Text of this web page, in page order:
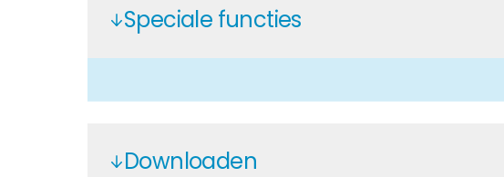
HuiseigenaarSpeciale functies
Downloaden